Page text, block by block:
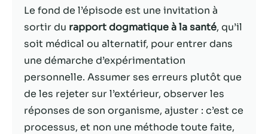
Le fond de l’épisode est une invitation à
sortir du rapport dogmatique à la santé, qu’il
soit médical ou alternatif, pour entrer dans
une démarche d’expérimentation
personnelle. Assumer ses erreurs plutôt que
de les rejeter sur l’extérieur, observer les
réponses de son organisme, ajuster : c’est ce
processus, et non une méthode toute faite,
disparaîtront
Marketing
En partageant
votre intérêt et
votre
comportement
lorsque vous